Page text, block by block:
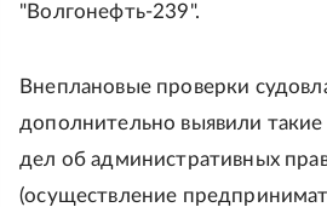
"Волгонефть-239".
Внеплановые проверки
дополнительно выявили
дел об административных
(осуществление